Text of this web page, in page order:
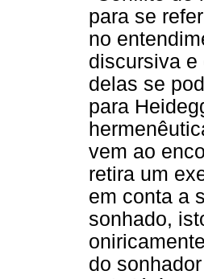
para se
no
discursiva e
delas se
para
vem ao
retira um
em conta a
sonhado,
do